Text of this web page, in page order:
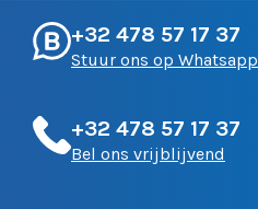
+32 478 57 17 37
Stuur ons op Whatsapp
+32 478 57 17 37
Bel ons vrijblijvend